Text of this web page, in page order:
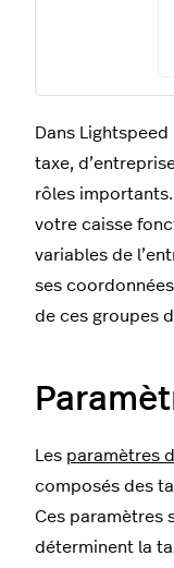
Dans
taxe,
rôles
votre caisse
variables de
ses
de ces groupes
Les paramètres
composés des
Ces paramètres
déterminent la